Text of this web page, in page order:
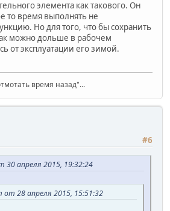
элемента как такового. Он
то время выполнять не
Но для того, что бы сохранить
можно дольше в рабочем
от эксплуатации его зимой.
время назад"...
#6
апреля 2015, 19:32:24
28 апреля 2015, 15:51:32